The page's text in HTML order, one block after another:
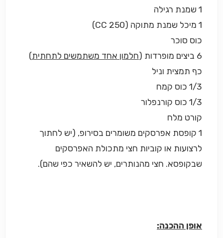
1 שמנת רגילה
1 מיכל שמנת מתוקה (250 CC)
כוס סוכר
6 ביצים מופרדות (
חלמון אחד משתמשים לתחתית)
כף תמצית וניל
1/3 כוס קמח
1/3 כוס קורנפלור
קורט מלח
1 קופסת אפרסקים משומרים בסירופ, (יש לחתוך
לרצועות או קוביות חצי מתכולת האפרסקים
שבקופסא. חצי מהנותרים, יש להשאיר כפי שהם).
אופן ההכנה: